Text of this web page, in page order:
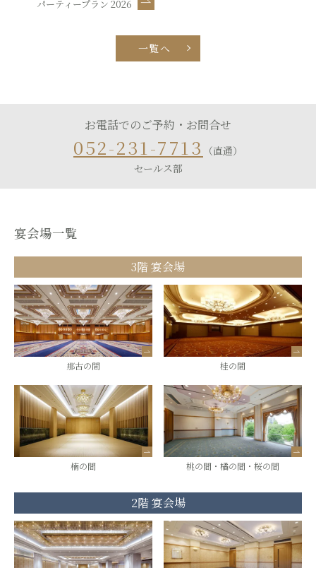
プラン 2026
一覧へ
お電話でのご予約・お問合せ
052-231-7713
（直通）
セールス部
宴会場一覧
3階 宴会場
那古の間 桂の間
楠の間 桃の間・橘の間・桜の間
2階 宴会場